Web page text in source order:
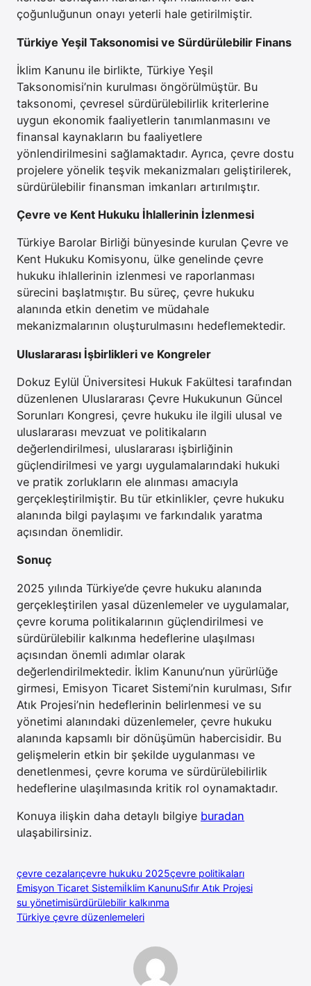
çoğunluğunun onayı yeterli hale getirilmiştir.
Türkiye Yeşil Taksonomisi ve Sürdürülebilir Finans
İklim Kanunu ile birlikte, Türkiye Yeşil
Taksonomisi’nin kurulması öngörülmüştür. Bu
taksonomi, çevresel sürdürülebilirlik kriterlerine
uygun ekonomik faaliyetlerin tanımlanmasını ve
finansal kaynakların bu faaliyetlere
yönlendirilmesini sağlamaktadır. Ayrıca, çevre dostu
projelere yönelik teşvik mekanizmaları geliştirilerek,
sürdürülebilir finansman imkanları artırılmıştır.
Çevre ve Kent Hukuku İhlallerinin İzlenmesi
Türkiye Barolar Birliği bünyesinde kurulan Çevre ve
Kent Hukuku Komisyonu, ülke genelinde çevre
hukuku ihlallerinin izlenmesi ve raporlanması
sürecini başlatmıştır. Bu süreç, çevre hukuku
alanında etkin denetim ve müdahale
mekanizmalarının oluşturulmasını hedeflemektedir.
Uluslararası İşbirlikleri ve Kongreler
Dokuz Eylül Üniversitesi Hukuk Fakültesi tarafından
düzenlenen Uluslararası Çevre Hukukunun Güncel
Sorunları Kongresi, çevre hukuku ile ilgili ulusal ve
uluslararası mevzuat ve politikaların
değerlendirilmesi, uluslararası işbirliğinin
güçlendirilmesi ve yargı uygulamalarındaki hukuki
ve pratik zorlukların ele alınması amacıyla
gerçekleştirilmiştir. Bu tür etkinlikler, çevre hukuku
alanında bilgi paylaşımı ve farkındalık yaratma
açısından önemlidir.
Sonuç
2025 yılında Türkiye’de çevre hukuku alanında
gerçekleştirilen yasal düzenlemeler ve uygulamalar,
çevre koruma politikalarının güçlendirilmesi ve
sürdürülebilir kalkınma hedeflerine ulaşılması
açısından önemli adımlar olarak
değerlendirilmektedir. İklim Kanunu’nun yürürlüğe
girmesi, Emisyon Ticaret Sistemi’nin kurulması, Sıfır
Atık Projesi’nin hedeflerinin belirlenmesi ve su
yönetimi alanındaki düzenlemeler, çevre hukuku
alanında kapsamlı bir dönüşümün habercisidir. Bu
gelişmelerin etkin bir şekilde uygulanması ve
denetlenmesi, çevre koruma ve sürdürülebilirlik
hedeflerine ulaşılmasında kritik rol oynamaktadır.
Konuya ilişkin daha detaylı bilgiye buradan
ulaşabilirsiniz.
çevre cezalarıçevre hukuku 2025çevre politikaları
Emisyon Ticaret Sistemiİklim KanunuSıfır Atık Projesi
su yönetimisürdürülebilir kalkınma
Türkiye çevre düzenlemeleri